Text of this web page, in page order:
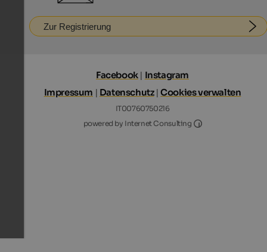
Zur Registrierung
Facebook| Instagram
Impressum | Datenschutz|Cookies verwalten
IT00760750216
powered by Internet Consulting
Internet